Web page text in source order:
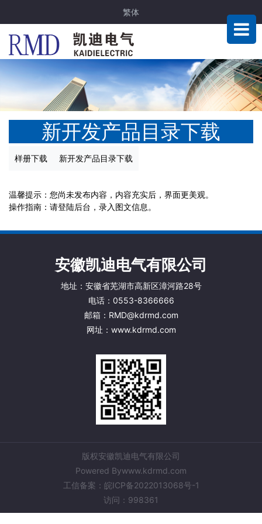
繁体
新开发产品目录下载
样册下载 新开发产品目录下载
温馨提示：您尚未发布内容，内容充实后，界面更美观。
操作指南：请登陆后台，录入图文信息。
安徽凯迪电气有限公司
地址： 安徽省芜湖市高新区漳河路28号
电话： 0553-8366666
邮箱： RMD@kdrmd.com
网址： www.kdrmd.com
版权安徽凯迪电气有限公司
Powered Bywww.kdrmd.com
工信备案： 皖ICP备2022013068号-1
访问： 998361